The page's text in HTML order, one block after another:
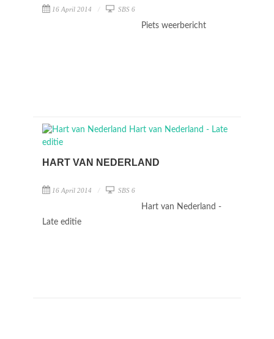
16 April 2014 SBS 6
Piets weerbericht
HART VAN NEDERLAND
16 April 2014 SBS 6
Hart van Nederland -
Late editie